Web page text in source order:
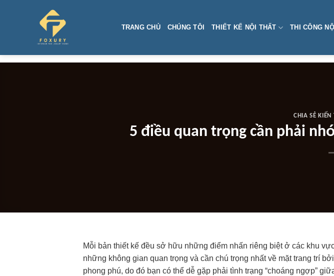
TRANG CHỦ CHÚNG TÔI THIẾT KẾ NỘI THẤT THI CÔNG
CHIA SẺ KIẾN
5 điều quan trọng cần phải
Mỗi bản thiết kế đều sở hữu những điểm nhấn riêng biệt ở các khu
những không gian quan trọng và cần chú trọng nhất về mặt trang trí
phong phú, do đó bạn có thể dễ gặp phải tình trạng “choáng ngợp”